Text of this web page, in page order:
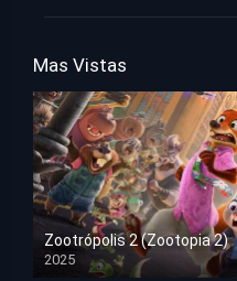
Mas Vistas
Zootrópolis 2 (Zootopia 2)
2025
HD 1080p